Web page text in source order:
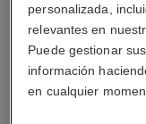
personalizada,
relevantes en
Puede gestionar
información
en cualquier